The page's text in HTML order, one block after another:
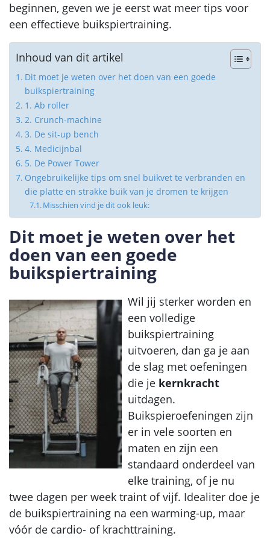
beginnen, geven we je eerst wat meer tips voor
een effectieve buikspiertraining.
Inhoud van dit artikel
Dit moet je weten over het doen van een goede
buikspiertraining
1. Ab roller
2. Crunch-machine
3. De sit-up bench
4. Medicijnbal
5. De Power Tower
Ongebruikelijke tips om snel buikvet te verbranden en
die platte en strakke buik van je dromen te krijgen
Misschien vind je dit ook leuk:
Dit moet je weten over het
doen van een goede
buikspiertraining
Wil jij sterker worden en
een volledige
buikspiertraining
uitvoeren, dan ga je aan
de slag met oefeningen
die je kernkracht
uitdagen.
Buikspieroefeningen zijn
er in vele soorten en
maten en zijn een
standaard onderdeel van
elke training, of je nu
twee dagen per week traint of vijf. Idealiter doe je
de buikspiertraining na een warming-up, maar
vóór de cardio- of krachttraining.